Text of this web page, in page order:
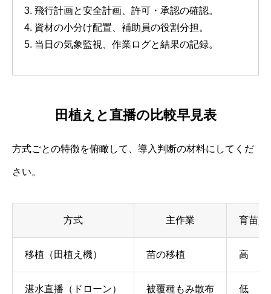
飛行計画と安全計画、許可・承認の確認。
資材の小分け配置、補助員の役割分担。
当日の気象監視、作業ログと結果の記録。
田植えと直播の比較早見表
方式ごとの特徴を俯瞰して、導入判断の材料にしてくだ
さい。
方式 主作業 育苗負
移植（田植え機） 苗の移植 高
湛水直播（ドローン） 被覆種もみ散布 低